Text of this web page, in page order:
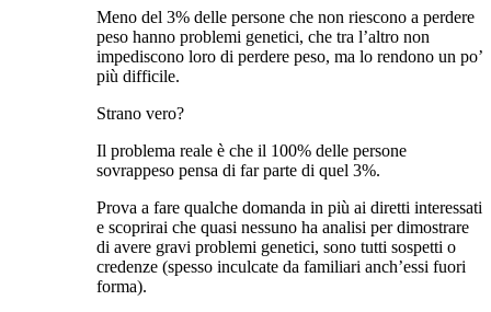
Meno del 3% delle persone che non riescono a perdere
peso hanno problemi genetici, che tra l’altro non
impediscono loro di perdere peso, ma lo rendono un po’
più difficile.
Strano vero?
Il problema reale è che il 100% delle persone
sovrappeso pensa di far parte di quel 3%.
Prova a fare qualche domanda in più ai diretti interessati
e scoprirai che quasi nessuno ha analisi per dimostrare
di avere gravi problemi genetici, sono tutti sospetti o
credenze (spesso inculcate da familiari anch’essi fuori
forma).